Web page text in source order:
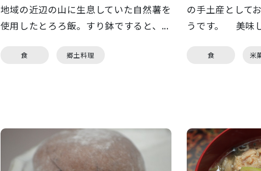
地域の近辺の山に生息していた自然薯を
使用したとろろ飯。すり鉢ですると、...
食 郷土料理
の手土産として
うです。 美味
食 米